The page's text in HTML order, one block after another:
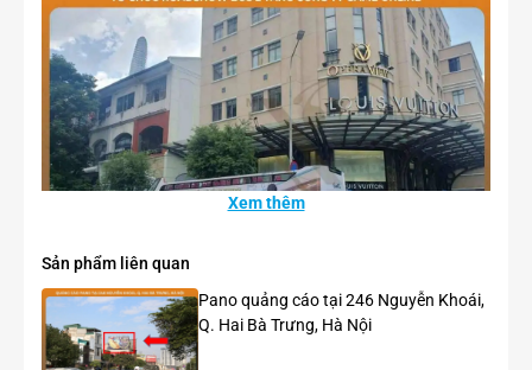
Xem thêm
Sản phẩm liên quan
Pano quảng cáo tại 246 Nguyễn Khoái,
Q. Hai Bà Trưng, Hà Nội